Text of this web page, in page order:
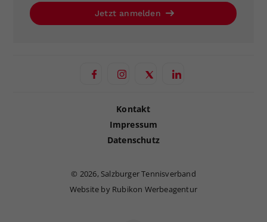
Jetzt anmelden
Kontakt
Impressum
Datenschutz
© 2026, Salzburger Tennisverband
Website by Rubikon Werbeagentur